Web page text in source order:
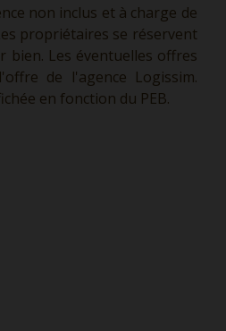
non inclus et à charge de
propriétaires se réservent
bien. Les éventuelles offres
de l'agence Logissim.
en fonction du PEB.